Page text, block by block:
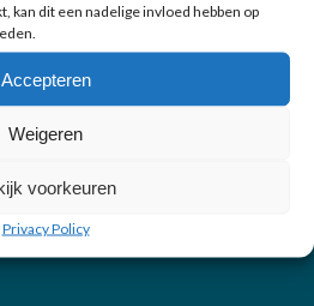
kan dit een nadelige invloed hebben op
Accepteren
Weigeren
voorkeuren
Privacy Policy